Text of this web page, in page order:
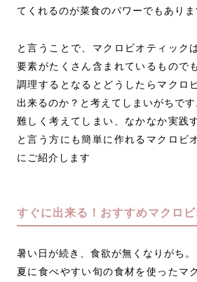
てくれるのが菜食のパワーでもありま
と言うことで、マクロビオティック
要素がたくさん含まれているもので
調理するとなるとどうしたらマクロ
出来るのか？と考えてしまいがちです
難しく考えてしまい、なかなか実践
と言う方にも簡単に作れるマクロビ
にご紹介します
すぐに出来る！おすすめマクロ
暑い日が続き、食欲が無くなりがち。
夏に食べやすい旬の食材を使ったマ